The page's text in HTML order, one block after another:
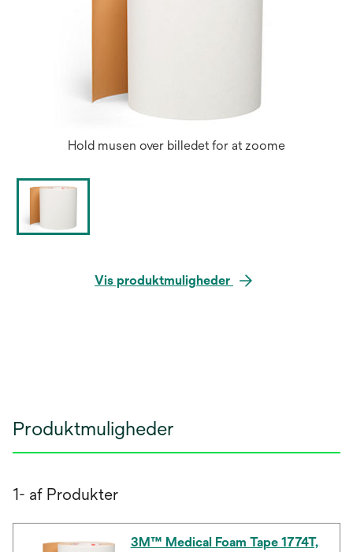
Hold musen over billedet for at zoome
Vis produktmuligheder
Produktmuligheder
1- af Produkter
3M™ Medical Foam Tape 1774T,